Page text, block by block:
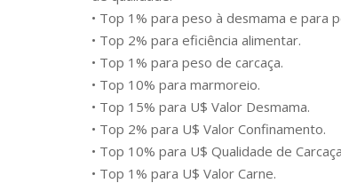
• Top 1% para peso à desmama e para
• Top 2% para eficiência alimentar.
• Top 1% para peso de carcaça.
• Top 10% para marmoreio.
• Top 15% para U$ Valor Desmama.
• Top 2% para U$ Valor Confinamento.
• Top 10% para U$ Qualidade de
• Top 1% para U$ Valor Carne.